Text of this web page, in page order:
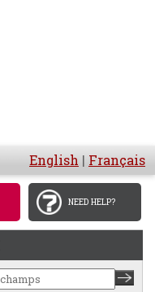
English | Français
NEED HELP?